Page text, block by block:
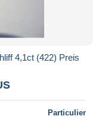
4,1ct (422) Preis
Particulier